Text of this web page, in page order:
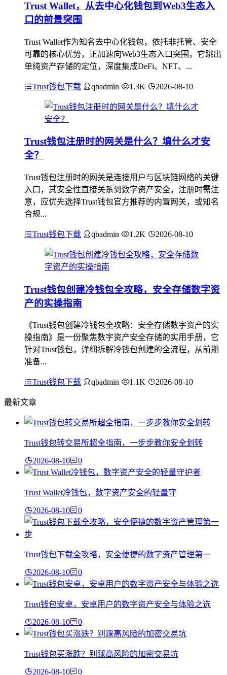
Trust Wallet，从去中心化钱包到Web3生态入
口的前景突围
Trust Wallet作为知名去中心化钱包，依托非托管、安全
可靠的核心优势，正加速向Web3生态入口突围，它跳出
单纯资产存储的定位，深度集成DeFi、NFT、...
Trust钱包下载 qbadmin 1.3K 2026-08-10
Trust钱包注册时的网关是什么？填什么才安
全？
Trust钱包注册时的网关是连接用户与区块链网络的关键
入口，其安全性直接关系到数字资产安全，注册时需注
意，应优先选择Trust钱包官方推荐的内置网关，或知名
合规...
Trust钱包下载 qbadmin 1.2K 2026-08-10
Trust钱包创建冷钱包全攻略，安全存储数字资
产的实操指南
《Trust钱包创建冷钱包全攻略：安全存储数字资产的实
操指南》是一份聚焦数字资产安全存储的实用手册，它
针对Trust钱包，详细拆解冷钱包创建的全流程，从前期
准备...
Trust钱包下载 qbadmin 1.1K 2026-08-10
最新文章
Trust钱包转交易所超全指南，一步步教你安全划转
2026-08-10 0
Trust Wallet冷钱包，数字资产安全的轻量守
2026-08-10 0
Trust钱包下载全攻略，安全便捷的数字资产管理第一
2026-08-10 0
Trust钱包安卓，安卓用户的数字资产安全与体验之选
2026-08-10 0
Trust钱包买涨跌？别踩高风险的加密交易坑
2026-08-10 0